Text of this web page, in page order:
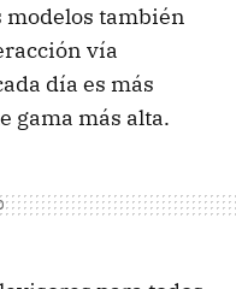
también
vía
día es más
gama más alta.